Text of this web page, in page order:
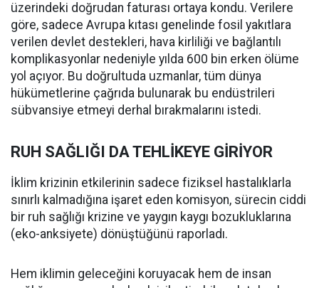
üzerindeki doğrudan faturası ortaya kondu. Verilere
göre, sadece Avrupa kıtası genelinde fosil yakıtlara
verilen devlet destekleri, hava kirliliği ve bağlantılı
komplikasyonlar nedeniyle yılda 600 bin erken ölüme
yol açıyor. Bu doğrultuda uzmanlar, tüm dünya
hükümetlerine çağrıda bulunarak bu endüstrileri
sübvansiye etmeyi derhal bırakmalarını istedi.
RUH SAĞLIĞI DA TEHLİKEYE GİRİYOR
İklim krizinin etkilerinin sadece fiziksel hastalıklarla
sınırlı kalmadığına işaret eden komisyon, sürecin ciddi
bir ruh sağlığı krizine ve yaygın kaygı bozukluklarına
(eko-anksiyete) dönüştüğünü raporladı.
Hem iklimin geleceğini koruyacak hem de insan